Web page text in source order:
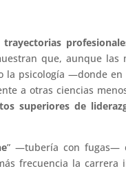
trayectorias
que, aunque las
la psicología —donde en
a otras ciencias
superiores de
” —tubería con fugas—
frecuencia la carrera